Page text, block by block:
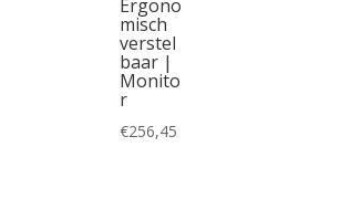
Ergono
misch
verstel
baar |
Monito
r
€256,45